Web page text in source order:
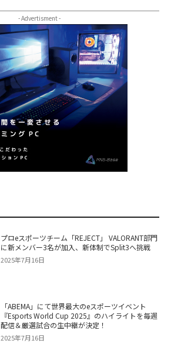
- Advertisment -
プロeスポーツチーム「REJECT」 VALORANT部門
に新メンバー3名が加入、新体制でSplit3へ挑戦
2025年7月16日
「ABEMA」にて世界最大のeスポーツイベント
『Esports World Cup 2025』のハイライトを毎週
配信＆厳選試合の生中継が決定！
2025年7月16日